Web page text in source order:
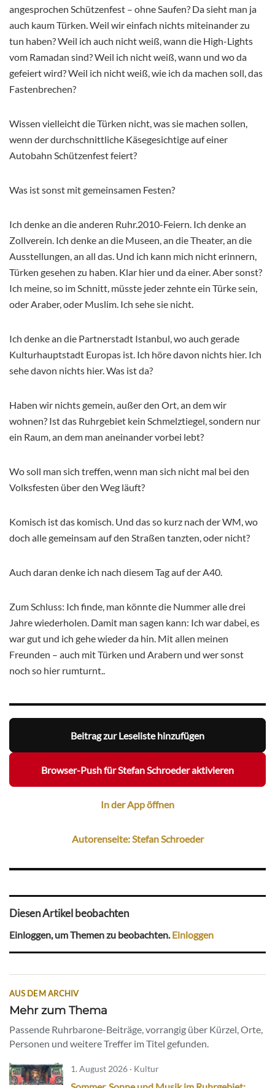
angesprochen Schützenfest – ohne Saufen? Da sieht man ja
auch kaum Türken. Weil wir einfach nichts miteinander zu
tun haben? Weil ich auch nicht weiß, wann die High-Lights
vom Ramadan sind? Weil ich nicht weiß, wann und wo da
gefeiert wird? Weil ich nicht weiß, wie ich da machen soll, das
Fastenbrechen?
Wissen vielleicht die Türken nicht, was sie machen sollen,
wenn der durchschnittliche Käsegesichtige auf einer
Autobahn Schützenfest feiert?
Was ist sonst mit gemeinsamen Festen?
Ich denke an die anderen Ruhr.2010-Feiern. Ich denke an
Zollverein. Ich denke an die Museen, an die Theater, an die
Ausstellungen, an all das. Und ich kann mich nicht erinnern,
Türken gesehen zu haben. Klar hier und da einer. Aber sonst?
Ich meine, so im Schnitt, müsste jeder zehnte ein Türke sein,
oder Araber, oder Muslim. Ich sehe sie nicht.
Ich denke an die Partnerstadt Istanbul, wo auch gerade
Kulturhauptstadt Europas ist. Ich höre davon nichts hier. Ich
sehe davon nichts hier. Was ist da?
Haben wir nichts gemein, außer den Ort, an dem wir
wohnen? Ist das Ruhrgebiet kein Schmelztiegel, sondern nur
ein Raum, an dem man aneinander vorbei lebt?
Wo soll man sich treffen, wenn man sich nicht mal bei den
Volksfesten über den Weg läuft?
Komisch ist das komisch. Und das so kurz nach der WM, wo
doch alle gemeinsam auf den Straßen tanzten, oder nicht?
Auch daran denke ich nach diesem Tag auf der A40.
Zum Schluss: Ich finde, man könnte die Nummer alle drei
Jahre wiederholen. Damit man sagen kann: Ich war dabei, es
war gut und ich gehe wieder da hin. Mit allen meinen
Freunden – auch mit Türken und Arabern und wer sonst
noch so hier rumturnt..
Beitrag zur Leseliste hinzufügen
Browser-Push für Stefan Schroeder aktivieren
In der App öffnen
Autorenseite: Stefan Schroeder
Diesen Artikel beobachten
Einloggen, um Themen zu beobachten.Einloggen
AUS DEM ARCHIV
Mehr zum Thema
Passende Ruhrbarone-Beiträge, vorrangig über Kürzel, Orte,
Personen und weitere Treffer im Titel gefunden.
1. August 2026 · Kultur